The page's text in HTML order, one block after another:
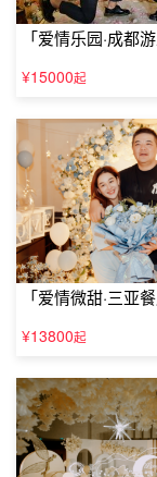
乌镇酒店布置房
处于东栅景区西
分钟，西栅景区
景致秀美宜人。
「爱情乐园·成都
求婚」
¥15000起
「爱情微甜·三亚
¥13800起